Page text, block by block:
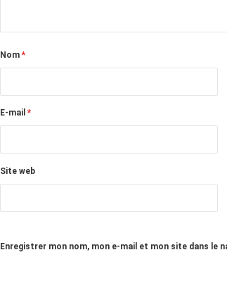
Nom *
E-mail *
Site web
Enregistrer mon nom, mon e-mail et mon site dans le